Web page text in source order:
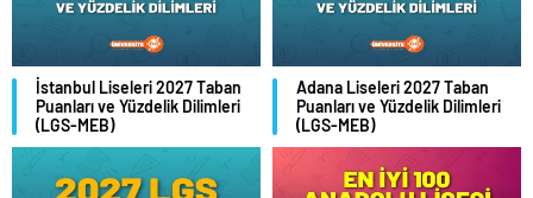
İstanbul Liseleri 2027 Taban
Puanları ve Yüzdelik Dilimleri
(LGS-MEB)
Adana Liseleri 2027 Taban
Puanları ve Yüzdelik Dilimleri
(LGS-MEB)